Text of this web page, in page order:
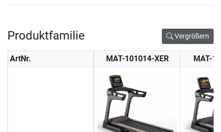
Produktfamilie Vergrößern
ArtNr. MAT-101014-XER MAT-